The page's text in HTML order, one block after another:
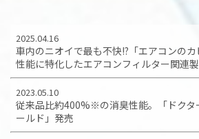
2025.04.16
車内のニオイで最も不快!?「エアコンの
性能に特化したエアコンフィルター関連
2023.05.10
従来品比約400%※の消臭性能。「ドクタ
ールド」発売